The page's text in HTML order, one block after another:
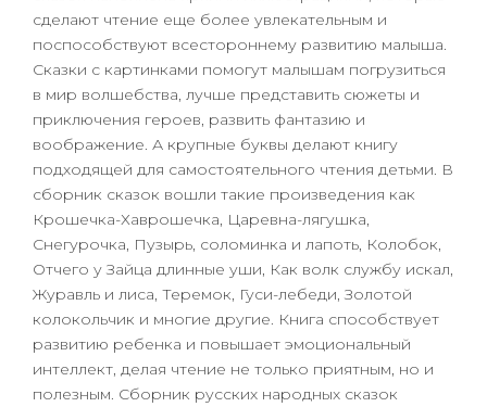
сделают чтение еще более увлекательным и
поспособствуют всестороннему развитию малыша.
Сказки с картинками помогут малышам погрузиться
в мир волшебства, лучше представить сюжеты и
приключения героев, развить фантазию и
воображение. А крупные буквы делают книгу
подходящей для самостоятельного чтения детьми. В
сборник сказок вошли такие произведения как
Крошечка-Хаврошечка, Царевна-лягушка,
Снегурочка, Пузырь, соломинка и лапоть, Колобок,
Отчего у Зайца длинные уши, Как волк службу искал,
Журавль и лиса, Теремок, Гуси-лебеди, Золотой
колокольчик и многие другие. Книга способствует
развитию ребенка и повышает эмоциональный
интеллект, делая чтение не только приятным, но и
полезным. Сборник русских народных сказок